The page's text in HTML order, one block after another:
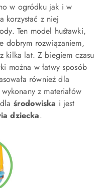
w ogródku jak i w
korzystać z niej
Ten model huśtawki,
dobrym rozwiązaniem,
kilka lat. Z biegiem czasu
można w łatwy sposób
również dla
z materiałów
środowiska i jest
dziecka.